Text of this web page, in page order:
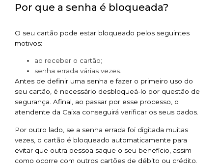
Por que a senha é bloqueada?
O seu cartão pode estar bloqueado pelos seguintes
motivos:
ao receber o cartão;
senha errada várias vezes.
Antes de definir uma senha e fazer o primeiro uso do
seu cartão, é necessário desbloqueá-lo por questão de
segurança. Afinal, ao passar por esse processo, o
atendente da Caixa conseguirá verificar os seus dados.
Por outro lado, se a senha errada foi digitada muitas
vezes, o cartão é bloqueado automaticamente para
evitar que outra pessoa saque o seu benefício, assim
como ocorre com outros cartões de débito ou crédito.